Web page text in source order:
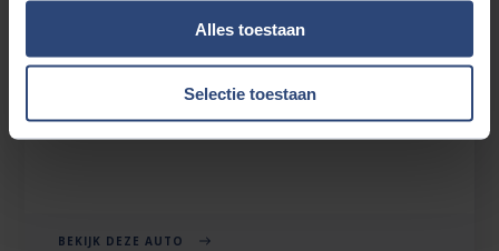
Alles toestaan
Selectie toestaan
BYD SEAL U
1.5 TURBO DM-I AWD DESIGN 323 PK | 1.300 TREKGEWICHT
BEKIJK DEZE AUTO